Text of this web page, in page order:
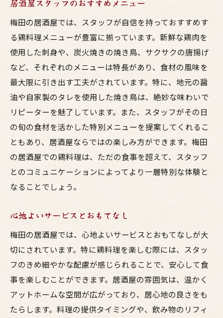
居酒屋スタッフのおすすめメニュー
梅田の居酒屋では、スタッフが自信を持っておすすめす
る鶏料理メニューが豊富に揃っています。新鮮な鶏肉を
使用した刺身や、炭火焼きの焼き鳥、サクサクの唐揚げ
など、それぞれのメニューは特長があり、食材の風味を
最大限に引き出す工夫がされています。特に、地元の醤
油や自家製のタレを使用した焼き鳥は、絶妙な味わいで
リピーターを魅了しています。また、スタッフがその日
の旬の食材を活かした特別メニューを提案してくれるこ
ともあり、居酒屋ならではの楽しみ方ができます。梅田
の居酒屋での鶏料理は、ただの食事を超えて、スタッフ
とのコミュニケーションによってより一層特別な体験と
なることでしょう。
心地よいサービスとおもてなし
梅田の居酒屋では、心地よいサービスとおもてなしが大
切にされています。特に鶏料理を楽しむ際には、スタッ
フのきめ細やかな配慮が感じられることで、安心して食
事を楽しむことができます。居酒屋の雰囲気は、温かく
アットホームな空間が広がっており、居心地の良さをも
たらします。料理の提供タイミングや、飲み物のリフィ